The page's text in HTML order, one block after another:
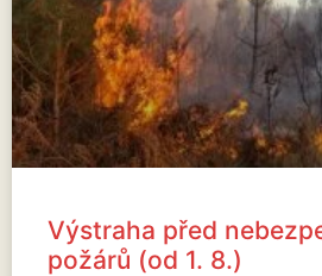
Výstraha před
požárů (od 1. 8.)